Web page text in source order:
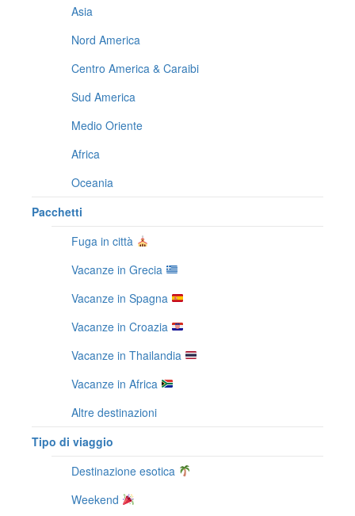
Asia
Nord America
Centro America & Caraibi
Sud America
Medio Oriente
Africa
Oceania
Pacchetti
Fuga in città
Vacanze in Grecia
Vacanze in Spagna
Vacanze in Croazia
Vacanze in Thailandia
Vacanze in Africa
Altre destinazioni
Tipo di viaggio
Destinazione esotica
Weekend